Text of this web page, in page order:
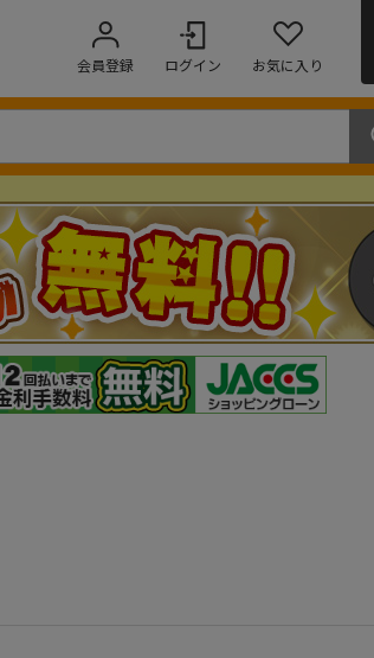
会員登録 ログイン お気に入り